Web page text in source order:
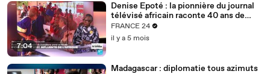
7:04
Denise Epoté : la pionnière du journal
télévisé africain raconte 40 ans de
carrière
FRANCE 24
il y a 5 mois
Madagascar : diplomatie tous azimuts